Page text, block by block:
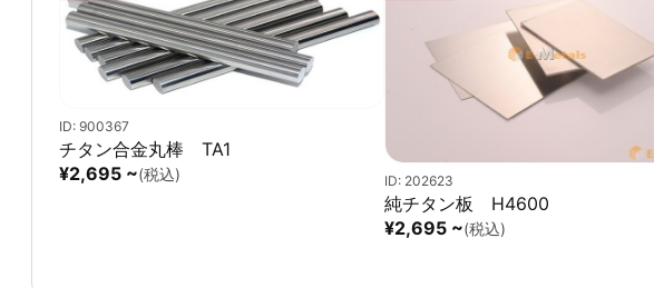
ID: 900367
チタン合金丸棒 TA1
¥2,695 ~(税込) ID: 202623
純チタン板 H4600
¥2,695 ~(税込)